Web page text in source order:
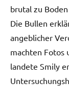
brutal zu
Die Bullen
angeblicher
machten Fotos
landete Smily